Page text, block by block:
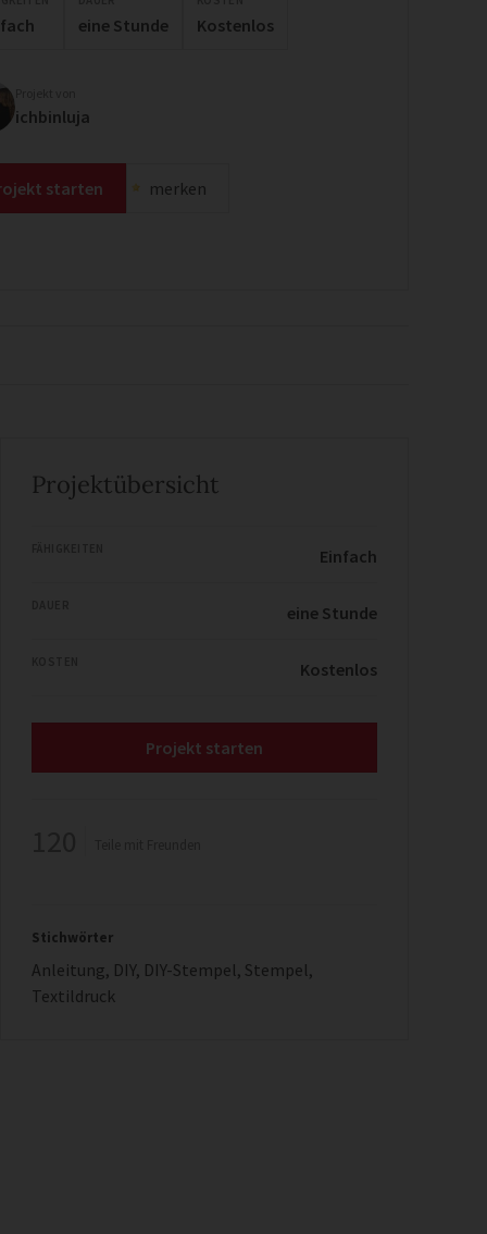
eine Stunde Kostenlos
ichbinluja
starten merken
Projektübersicht
Einfach
eine Stunde
Kostenlos
Projekt starten
Stichwörter
Anleitung, DIY, DIY-Stempel, Stempel,
Textildruck